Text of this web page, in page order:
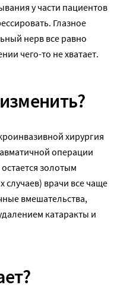
у части пациентов
Глазное
нерв все равно
чего-то не хватает.
хирургия
операции
золотым
случаев) врачи все чаще
вмешательства,
катаракты и